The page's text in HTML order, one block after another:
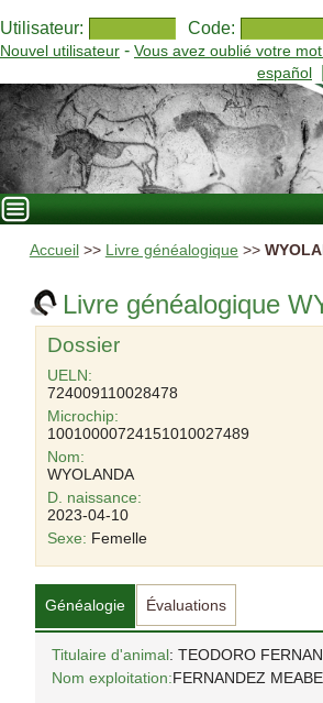
Utilisateur: Code:
Nouvel utilisateur - Vous avez oublié votre
español
Accueil >> Livre généalogique >>
Livre généalogique
Dossier
UELN:
724009110028478
Microchip:
10010000724151010027489
Nom:
WYOLANDA
D. naissance:
2023-04-10
Sexe: Femelle
Généalogie Évaluations
Titulaire d'animal: TEODORO
Nom exploitation:FERNANDEZ